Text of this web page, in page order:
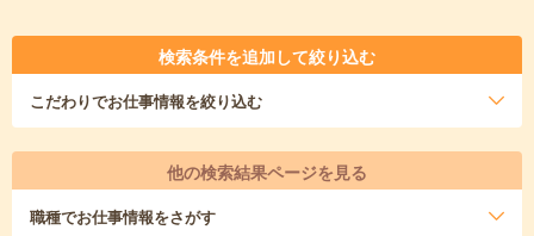
検索条件を追加して絞り込む
こだわりでお仕事情報を絞り込む
他の検索結果ページを見る
職種でお仕事情報をさがす